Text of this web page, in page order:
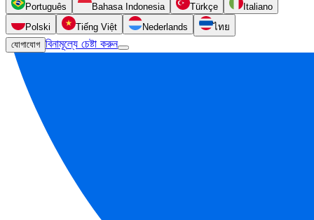
Português Bahasa Indonesia Türkçe
Italiano
Polski
Tiếng Việt Nederlands
ไทย
যোগাযোগ বিনামূল্যে চেষ্টা করুন